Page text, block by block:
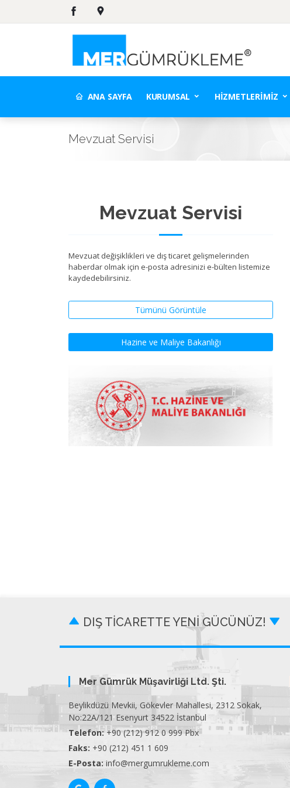
ANA SAYFA KURUMSAL HIZMETLERIMIZ
Mevzuat Servisi
Mevzuat Servisi
Mevzuat değişiklikleri ve dış ticaret gelişmelerinden
haberdar olmak için e-posta adresinizi e-bülten listemize
kaydedebilirsiniz.
Tümünü Görüntüle
Hazine ve Maliye Bakanlığı
DIŞ TİCARETTE YENİ GÜCÜNÜZ!
Mer Gümrük Müşavirliği Ltd. Şti.
Beylikdüzü Mevkii, Gökevler Mahallesi, 2312 Sokak,
No:22A/121 Esenyurt 34522 İstanbul
Telefon: +90 (212) 912 0 999 Pbx
Faks: +90 (212) 451 1 609
E-Posta: info@mergumrukleme.com